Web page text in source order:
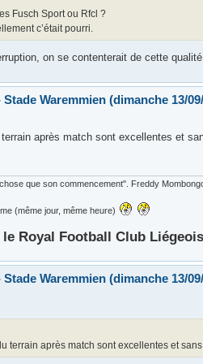
Fusch Sport ou Rfcl ?
c’était pourri.
on se contenterait de cette
Waremmien (dimanche 13/
après match sont excellentes et
que son commencement". Freddy
(même jour, même heure)
Royal Football Club
Waremmien (dimanche 13/
terrain après match sont excellentes et